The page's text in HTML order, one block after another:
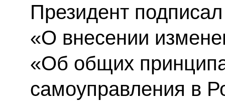
Президент
«О внесении
«Об общих
самоуправления в